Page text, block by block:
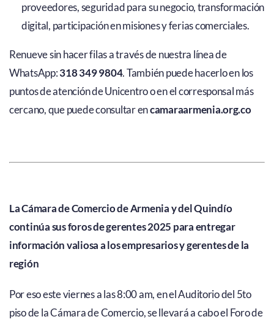
proveedores, seguridad para su negocio, transformación
digital, participación en misiones y ferias comerciales.
Renueve sin hacer filas a través de nuestra línea de
WhatsApp:318 349 9804. También puede hacerlo en los
puntos de atención de Unicentro o en el corresponsal más
cercano, que puede consultar encamaraarmenia.org.co
La Cámara de Comercio de Armenia y del Quindío
continúa sus foros de gerentes 2025 para entregar
información valiosa a los empresarios y gerentes de la
región
Por eso este viernes a las 8:00 am, en el Auditorio del 5to
piso de la Cámara de Comercio, se llevará a cabo el Foro de